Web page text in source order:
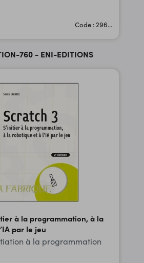
Code : 29659
760 - ENI-EDITIONS
à la programmation, à la
par le jeu
à la programmation